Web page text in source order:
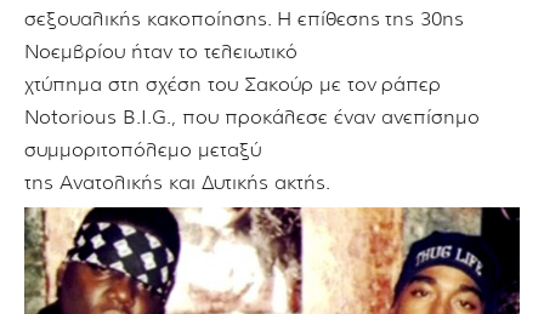
σεξουαλικής κακοποίησης.
Η επίθεσης της 30ης
Νοεμβρίου ήταν το τελειωτικό
χτύπημα στη σχέση του Σακούρ με τον ράπερ
Notorious B.I.G., που προκάλεσε έναν ανεπίσημο
συμμοριτοπόλεμο μεταξύ
της Ανατολικής και Δυτικής ακτής.